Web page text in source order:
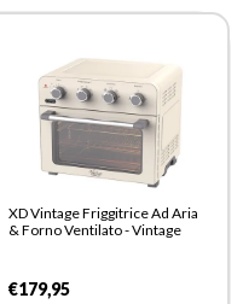
XD Vintage Friggitrice Ad Aria
& Forno Ventilato - Vintage
€179,95